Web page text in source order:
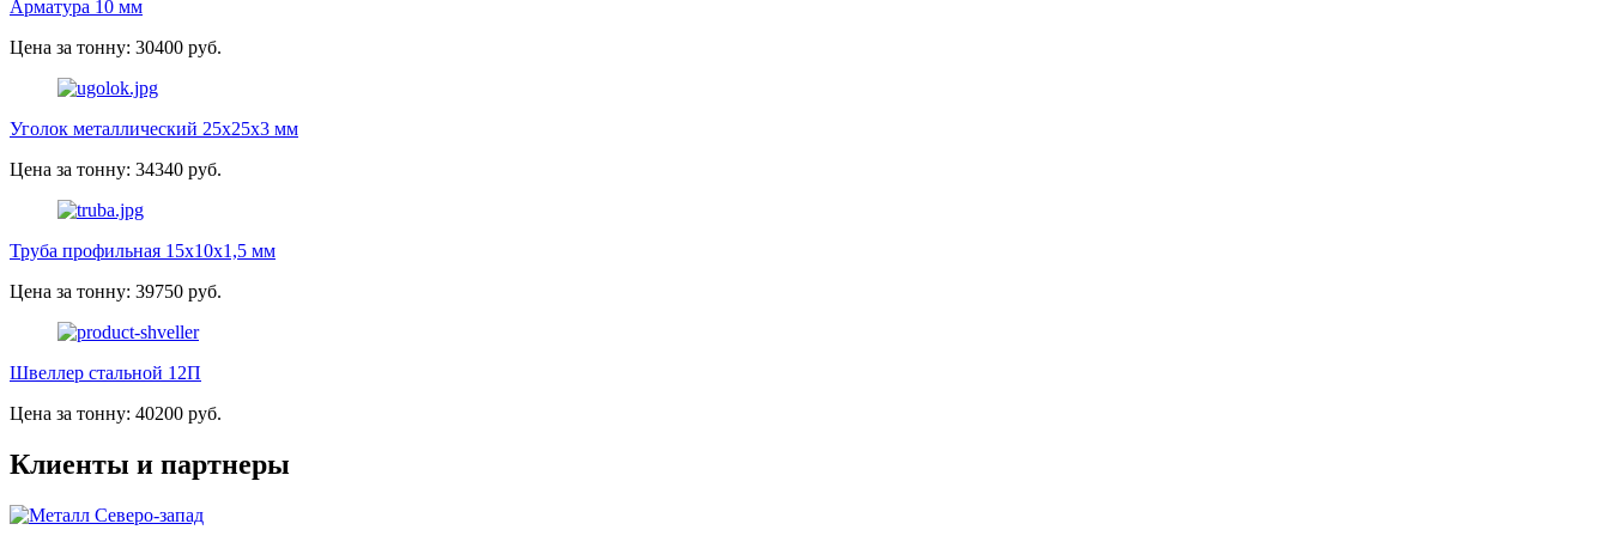
Арматура 10 мм
Цена за тонну: 30400 руб.
Уголок металлический 25х25х3 мм
Цена за тонну: 34340 руб.
Труба профильная 15х10х1,5 мм
Цена за тонну: 39750 руб.
Швеллер стальной 12П
Цена за тонну: 40200 руб.
Клиенты и партнеры